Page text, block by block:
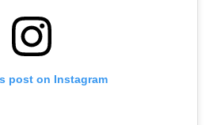
post on Instagram